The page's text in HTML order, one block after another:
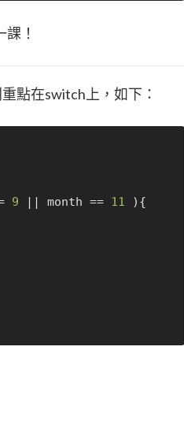
！
點在switch上，如下：
9 || month == 11 ){